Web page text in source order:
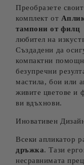
Преобразете
комплект от
тампони от филц
любител на
Създадени да
компактни
безупречни
мастила, бои или
живите цветове и
ви вдъхнови.
Иновативен
Всеки апликатор
дръжка. Тази
несравнимата